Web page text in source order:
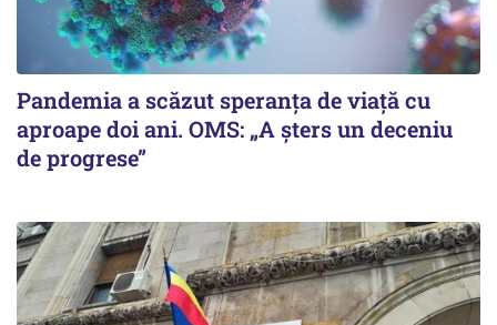
Pandemia a scăzut speranţa de viaţă cu
aproape doi ani. OMS: „A şters un deceniu
de progrese”